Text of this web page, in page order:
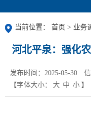
当前位置： 首页 > 业务
河北平泉：强化
发布时间：2025-05-30
【字体大小：
大 中 小 】